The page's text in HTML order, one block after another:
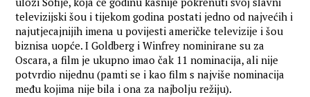
televizijski šou i tijekom godina postati jedno od najvećih i
najutjecajnijih imena u povijesti američke televizije i šou
biznisa uopće. I Goldberg i Winfrey nominirane su za
Oscara, a film je ukupno imao čak 11 nominacija, ali nije
potvrdio nijednu (pamti se i kao film s najviše nominacija
među kojima nije bila i ona za najbolju režiju).